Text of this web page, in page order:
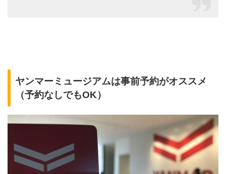
ヤンマーミュージアムは事前予約がオススメ
（予約なしでもOK）